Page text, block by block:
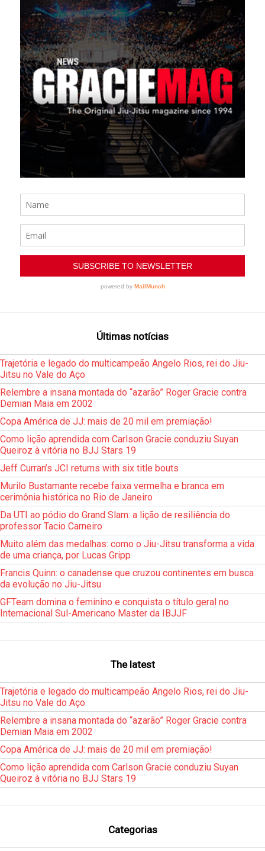
Últimas notícias
Trajetória e legado do multicampeão Angelo Rios, rei do Jiu-
Jitsu no Vale do Aço
Relembre a insana montada do “azarão” Roger Gracie contra
Demian Maia em 2002
Copa América de JJ: mais de 20 mil em premiação!
Como lição aprendida com Carlson Gracie conduziu Suyan
Queiroz à vitória no BJJ Stars 19
Jeff Curran’s JCI returns with six title bouts
Murilo Bustamante recebe faixa vermelha e branca em
cerimônia histórica no Rio de Janeiro
Da UTI ao pódio do Grand Slam: a lição de resiliência do
professor Tacio Carneiro
Muito além das medalhas: como o Jiu-Jitsu transforma a vida
de uma criança, por Lucas Gripp
Francis Quinn: o canadense que cruzou continentes em busca
da evolução no Jiu-Jitsu
GFTeam domina o feminino e conquista o título geral no
Internacional Sul-Americano Master da IBJJF
The latest
Trajetória e legado do multicampeão Angelo Rios, rei do Jiu-
Jitsu no Vale do Aço
Relembre a insana montada do “azarão” Roger Gracie contra
Demian Maia em 2002
Copa América de JJ: mais de 20 mil em premiação!
Como lição aprendida com Carlson Gracie conduziu Suyan
Queiroz à vitória no BJJ Stars 19
Categorias